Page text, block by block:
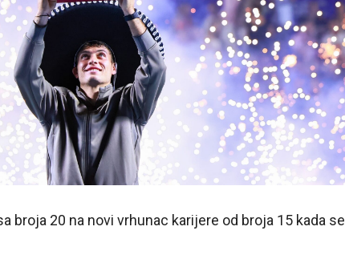
broja 20 na novi vrhunac karijere od broja 15 kada se